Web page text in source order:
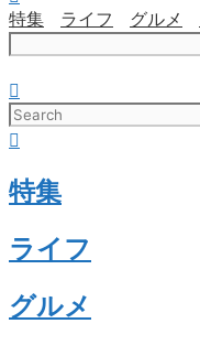
特集 ライフ グルメ
特集
ライフ
グルメ